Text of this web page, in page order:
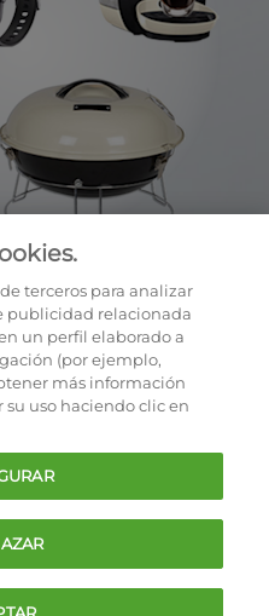
de la oferta
terceros para analizar
publicidad relacionada
un perfil elaborado a
(por ejemplo,
más información
su uso haciendo clic en